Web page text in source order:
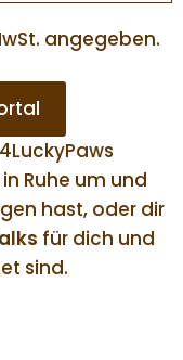
angegeben.
Ruhe um und
hast, oder dir
für dich und
sind.